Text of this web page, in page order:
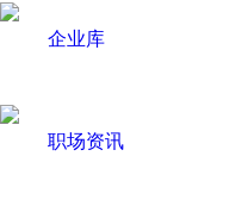
企业库
职场资讯